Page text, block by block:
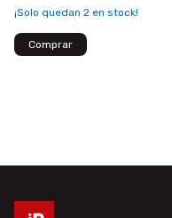
¡Solo quedan 2 en stock!